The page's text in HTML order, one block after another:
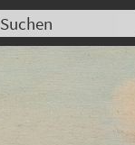
Suchen